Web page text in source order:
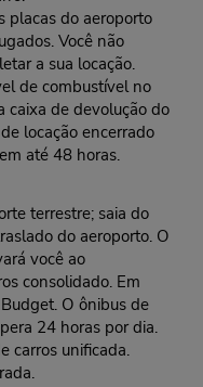
placas do aeroporto
Você não
a sua locação.
de combustível no
caixa de devolução do
locação encerrado
até 48 horas.
terrestre; saia do
do aeroporto. O
você ao
consolidado. Em
O ônibus de
24 horas por dia.
carros unificada.